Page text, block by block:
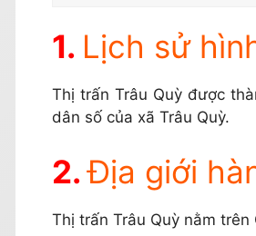
Lịch sử
Thị trấn Trâu Quỳ được
dân số của xã Trâu Quỳ.
Địa giới
Thị trấn Trâu Quỳ nằm